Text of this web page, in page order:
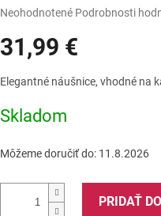
Priemerné
produktu
je
z
hviezdičiek.
Neohodnotené Podrobnosti
31,99 €
cena:
Elegantné náušnice, vhodné na
Skladom
Môžeme doručiť do: 11.8.2026
PRIDAŤ